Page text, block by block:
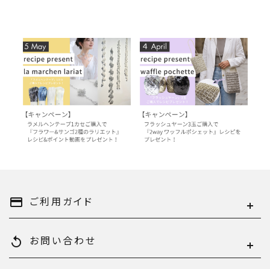
【5月レシピプレゼント】ラメ
ルヘンテープ『フラワー&サ
ンゴ2種のラリエット』
2026.04.30
過去のレシピプレゼント
【4月レシピプレゼント】フラ
ッシュヤーンの『2way ワッフ
ルポシェット』
2026.03.31
過去のレシピプレゼント
payment ご利用ガイド
replay お問い合わせ